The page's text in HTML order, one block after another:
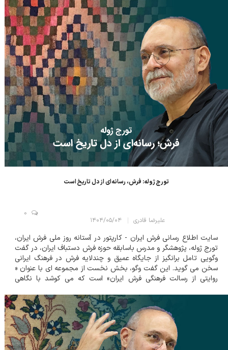
تورج ژوله: فرش، رسانه‌ای از دل تاریخ است
علیرضا قادری ۱۴۰۴/۰۵/۰۴
0
سایت اطلاع رسانی فرش ایران - کارپتور در آستانه روز ملی فرش ایران،
تورج ژوله، پژوهشگر و مدرس باسابقه حوزه فرش دستباف ایران، در گفت
وگویی تامل برانگیز از جایگاه عمیق و چندلایه فرش در فرهنگ ایرانی
سخن می گوید. این گفت وگو، بخش نخست از مجموعه ای با عنوان «
روایتی از رسالت فرهنگی فرش ایران» است که می کوشد با نگاهی